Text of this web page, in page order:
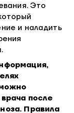
Это
и наладить
после
Правила